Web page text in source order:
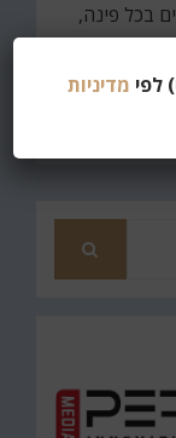
בכל פינה,
להגיד משהו –
לפי מדיניות